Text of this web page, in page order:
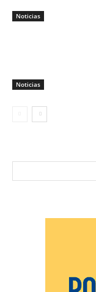
Noticias
Noticias